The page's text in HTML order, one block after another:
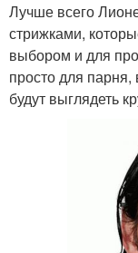
Лучше всего
стрижками,
выбором и для
просто для
будут выглядеть